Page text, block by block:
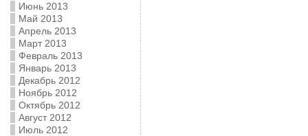
Июнь 2013
Май 2013
Апрель 2013
Март 2013
Февраль 2013
Январь 2013
Декабрь 2012
Ноябрь 2012
Октябрь 2012
Август 2012
Июль 2012